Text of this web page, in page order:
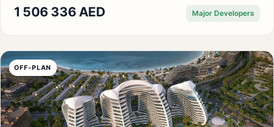
1 506 336 AED Major Developers
OFF-PLAN